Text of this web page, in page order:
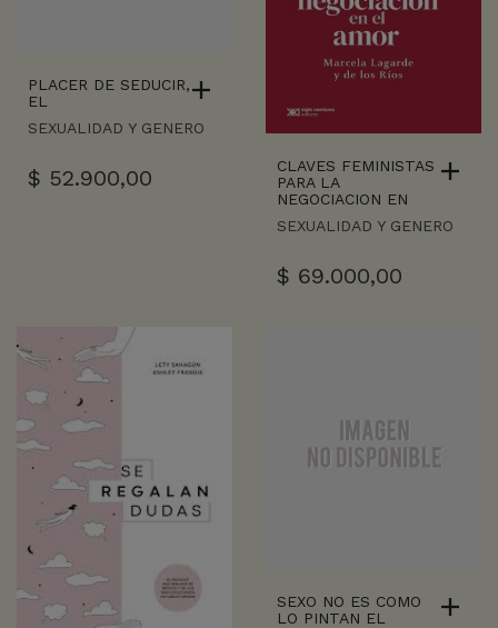
PLACER DE SEDUCIR,
EL
SEXUALIDAD Y GENERO
$ 52.900,00
CLAVES FEMINISTAS
PARA LA
NEGOCIACION EN
SEXUALIDAD Y GENERO
$ 69.000,00
SEXO NO ES COMO
LO PINTAN EL